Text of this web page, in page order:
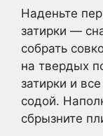
Наденьте
затирки —
собрать
на твердых
затирки и
содой.
сбрызните